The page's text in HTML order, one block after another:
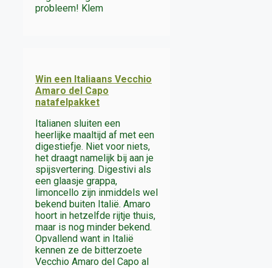
probleem! Klem
Win een Italiaans Vecchio
Amaro del Capo
natafelpakket
Italianen sluiten een
heerlijke maaltijd af met een
digestiefje. Niet voor niets,
het draagt namelijk bij aan je
spijsvertering. Digestivi als
een glaasje grappa,
limoncello zijn inmiddels wel
bekend buiten Italië. Amaro
hoort in hetzelfde rijtje thuis,
maar is nog minder bekend.
Opvallend want in Italië
kennen ze de bitterzoete
Vecchio Amaro del Capo al